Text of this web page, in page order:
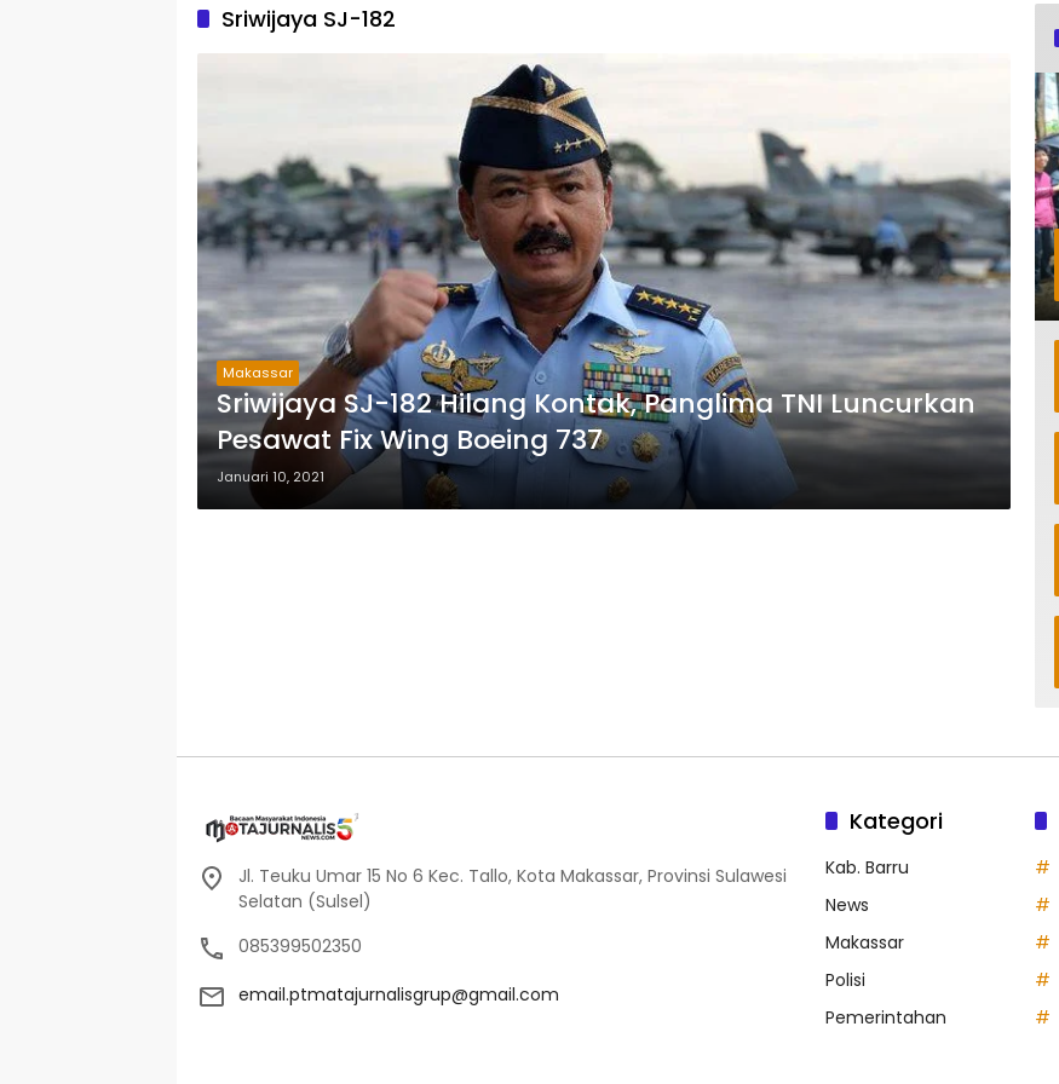
Sriwijaya SJ-182
Makassar
Sriwijaya SJ-182 Hilang Kontak, Panglima TNI Luncurkan
Pesawat Fix Wing Boeing 737
Januari 10, 2021
Jl. Teuku Umar 15 No 6 Kec. Tallo, Kota Makassar, Provinsi Sulawesi
Selatan (Sulsel)
085399502350
email.ptmatajurnalisgrup@gmail.com
Kategori
Kab. Barru
News
Makassar
Polisi
Pemerintahan